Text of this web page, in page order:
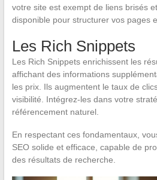
votre site est exempt de liens brisés
disponible pour structurer vos pages
Les Rich Snippets
Les Rich Snippets enrichissent les
affichant des informations
les prix. Ils augmentent le taux de
visibilité. Intégrez-les dans votre
référencement naturel.
En respectant ces fondamentaux,
SEO solide et efficace, capable de
des résultats de recherche.